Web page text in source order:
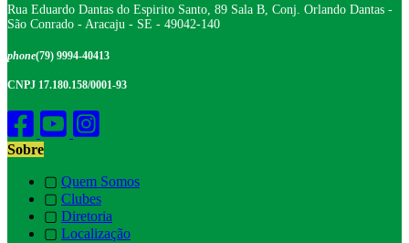
Rua Eduardo Dantas do Espirito Santo, 89 Sala B, Conj. Orlando Dantas -
São Conrado - Aracaju - SE - 49042-140
phone(79) 9994-40413
CNPJ 17.180.158/0001-93
Sobre
▢ Quem Somos
▢ Clubes
▢ Diretoria
▢ Localização